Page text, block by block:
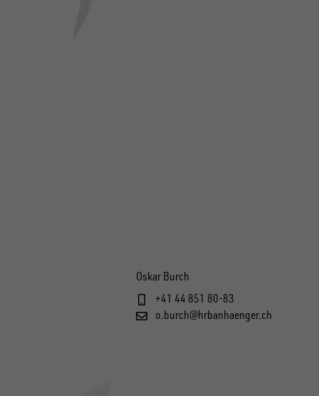
Oskar Burch
+41 44 851 80-83
o.burch@hrbanhaenger.ch